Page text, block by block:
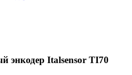
энкодер Italsensor TI70